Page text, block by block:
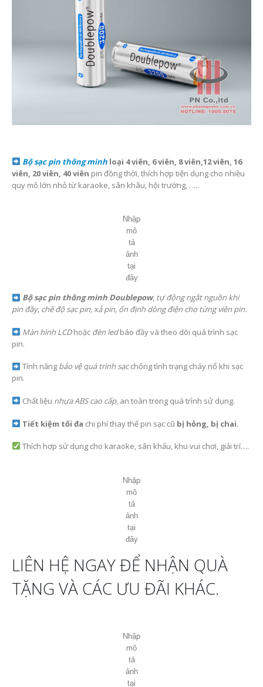
Phan Nguyễn Audio
Pin sạc dụng lượng caoDoublePow 32000mAsử dụng cho
Micro không dây , thời gianPin sạc Doublepow hoạt động
8 đến 12 tiếng, tuổi thọ rất cao lên đến trên1200 lần
Bộ sạc pin thông minh loại4 viên, 6 viên, 8 viên,12 viên, 16
viên, 20 viên, 40 viên
Nhập mô tả ảnh tại đây
Bộ sạc pin thông minh Doublepow, tự động ngắt nguồn khi
pin đầy, chế độ sạc pin, xả pin, ổn định dòng điện cho từng viên pin.
bảo vệ quá trình sạcchống tình trạng cháy nổ khi sạc
, an toàn trong quá trình sử dụng.